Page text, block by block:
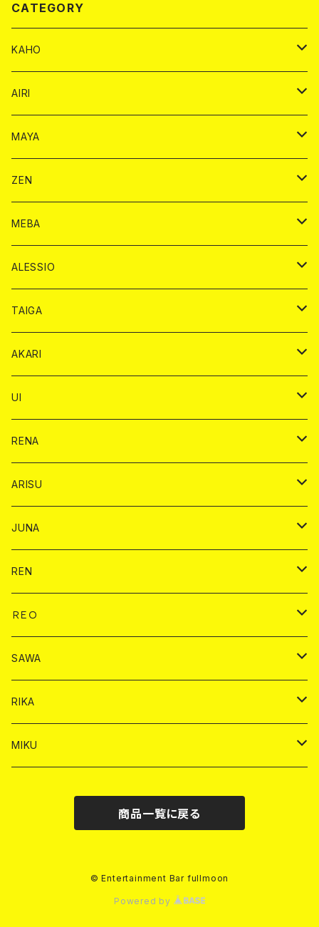
CATEGORY
KAHO
シャンパンカード
モエシャンドン カード
ヴーヴクリコ カード
BAIKA カード
ノーマル カード
プレミアム カード
ドリンク カード
１ドリンクカード
ショット
チェキ カード
チェキ １５００円
AIRI
シャンパン カード
モエシャンドン カード
ヴーヴクリコ カード
BAIKA カード
ノーマル カード
プレミアム カード
ドリンク カード
１ドリンク カード
ショット
チェキ カード
チェキ １５００円
MAYA
ドリンク
1ドリンク
ショット
チェキ
BAIKA
ZEN
ドリンク
シャンパン
ショット
チェキ
BAIKA
MEBA
ドリンク
シャンパンカード
ドリンクカード
チップ
チェキ
ALESSIO
ドリンク
シャンパン
1ドリンク
チップ
TAIGA
ドリンク
シャンパン
1ドリンク
チップ
AKARI
ドリンク
1ドリンク
ショット
UI
バイカ
ドリンク
シャンパン
ドリンク
チェキ
RENA
バイカ
ドリンク
ドリンク
ヤードグラス
チェキ
ARISU
バイカ
ドリンク
ドリンク
シャンパン
チェキ
JUNA
バイカ
ドリンク
シャンパン
ヤードグラス
チェキ
REN
バイカ
ドリンク
ショット
シャンパン
チェキ
ＲＥＯ
ドリンク
シャンパン
ショット
バイカ
チェキ
SAWA
ドリンク
シャンパン
バイカ
RIKA
ドリンク
MIKU
商品一覧に戻る
© Entertainment Bar fullmoon
Powered by